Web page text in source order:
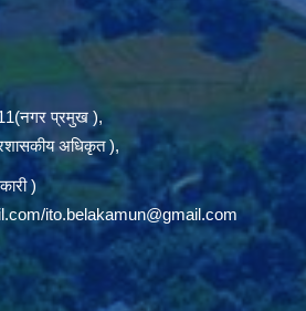
प्रमुख ),
अधिकृत ),
)
ito.belakamun@gmail.com